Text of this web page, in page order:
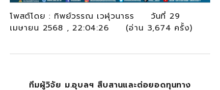
โพสต์โดย : ทิพย์วรรณ เวฬุวนาธร วันที่ 29
เมษายน 2568 , 22:04:26 (อ่าน 3,674 ครั้ง)
ทีมผู้วิจัย ม.อุบลฯ สืบสานและต่อยอดทุนทาง